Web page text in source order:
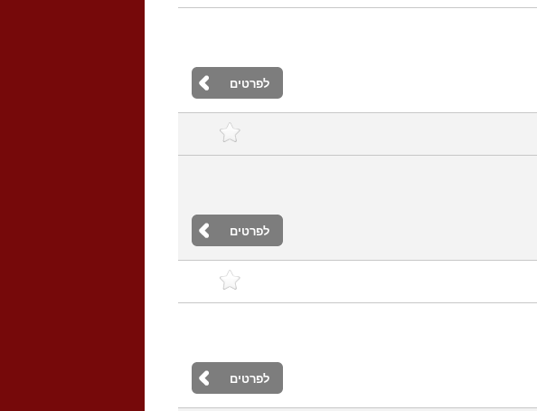
לפרטים
לפרטים
לפרטים